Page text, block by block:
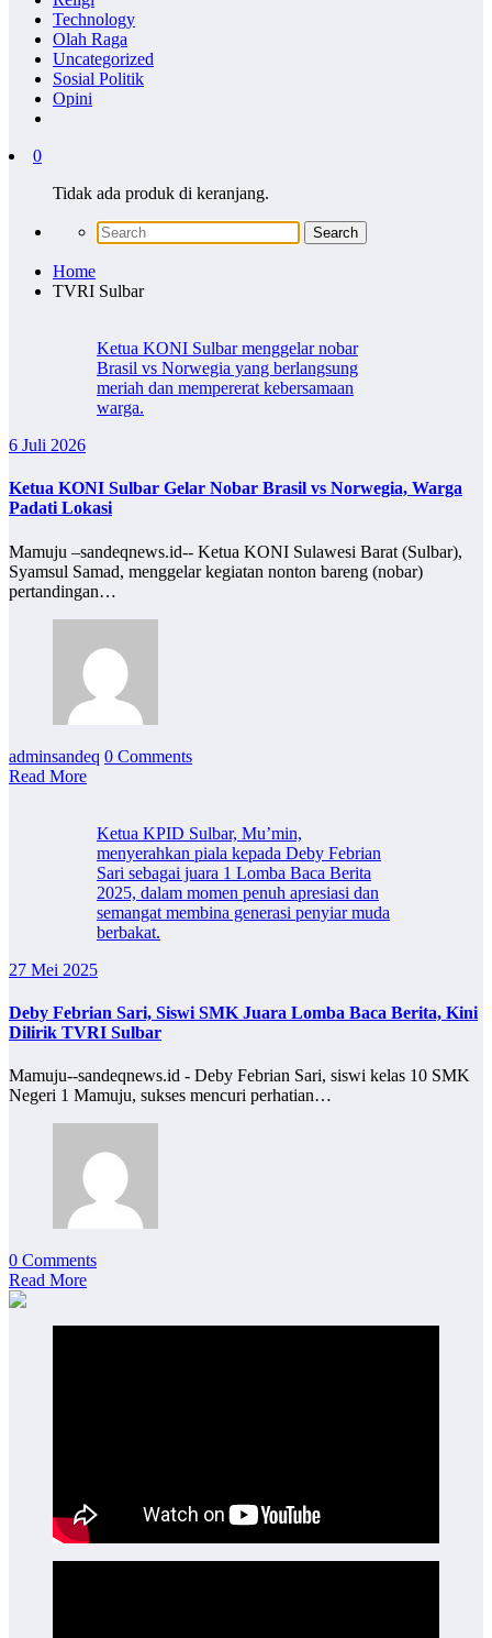
Technology
Olah Raga
Uncategorized
Sosial Politik
Opini
0
Tidak ada produk di keranjang.
Home
TVRI Sulbar
Ketua KONI Sulbar menggelar nobar
Brasil vs Norwegia yang berlangsung
meriah dan mempererat kebersamaan
warga.
6 Juli 2026
Ketua KONI Sulbar Gelar Nobar Brasil vs Norwegia, Warga
Padati Lokasi
Mamuju –sandeqnews.id-- Ketua KONI Sulawesi Barat (Sulbar),
Syamsul Samad, menggelar kegiatan nonton bareng (nobar)
pertandingan…
adminsandeq 0 Comments
Read More
Ketua KPID Sulbar, Mu’min,
menyerahkan piala kepada Deby Febrian
Sari sebagai juara 1 Lomba Baca Berita
2025, dalam momen penuh apresiasi dan
semangat membina generasi penyiar muda
berbakat.
27 Mei 2025
Deby Febrian Sari, Siswi SMK Juara Lomba Baca Berita, Kini
Dilirik TVRI Sulbar
Mamuju--sandeqnews.id - Deby Febrian Sari, siswi kelas 10 SMK
Negeri 1 Mamuju, sukses mencuri perhatian…
0 Comments
Read More